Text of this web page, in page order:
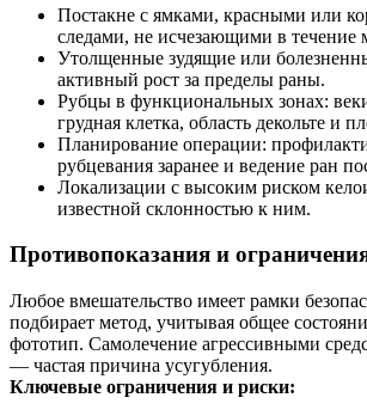
Постакне с ямками, красными или
следами, не исчезающими в течение
Утолщенные зудящие или
активный рост за пределы раны.
Рубцы в функциональных зонах:
грудная клетка, область декольте и
Планирование операции:
рубцевания заранее и ведение ран
Локализации с высоким риском
известной склонностью к ним.
Противопоказания и
Любое вмешательство имеет рамки
подбирает метод, учитывая общее
фототип. Самолечение агрессивными
— частая причина усугубления.
Ключевые ограничения и риски: